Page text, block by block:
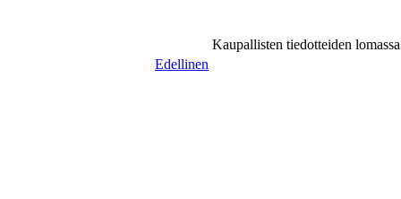
Kaupallisten tiedotteiden
Edellinen